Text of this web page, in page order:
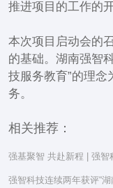
推进项目的工作的开
本次项目启动会的
的基础。湖南强智
技服务教育”的理念
务。
相关推荐：